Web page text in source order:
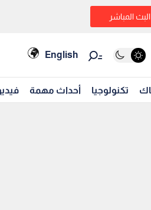
البث المباشر
English
تكنولوجيا أحداث مهمة